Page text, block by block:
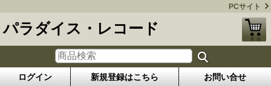
PCサイト
パラダイス・レコード
ログイン 新規登録はこちら お問い合せ